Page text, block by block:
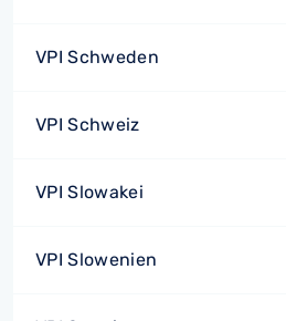
VPI Schweden
VPI Schweiz
VPI Slowakei
VPI Slowenien